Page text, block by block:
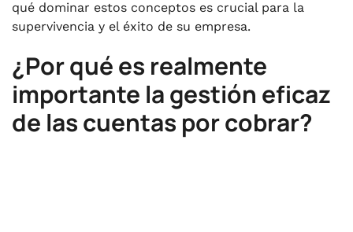
qué dominar estos conceptos es crucial para la
supervivencia y el éxito de su empresa.
¿Por qué es realmente
importante la gestión eficaz
de las cuentas por cobrar?